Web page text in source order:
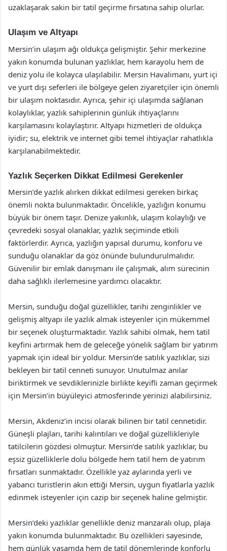
uzaklaşarak sakin bir tatil geçirme fırsatına sahip olurlar.
Ulaşım ve Altyapı
Mersin’in ulaşım ağı oldukça gelişmiştir. Şehir merkezine
yakın konumda bulunan yazlıklar, hem karayolu hem de
deniz yolu ile kolayca ulaşılabilir. Mersin Havalimanı, yurt içi
ve yurt dışı seferleri ile bölgeye gelen ziyaretçiler için önemli
bir ulaşım noktasıdır. Ayrıca, şehir içi ulaşımda sağlanan
kolaylıklar, yazlık sahiplerinin günlük ihtiyaçlarını
karşılamasını kolaylaştırır. Altyapı hizmetleri de oldukça
iyidir; su, elektrik ve internet gibi temel ihtiyaçlar rahatlıkla
karşılanabilmektedir.
Yazlık Seçerken Dikkat Edilmesi Gerekenler
Mersin’de yazlık alırken dikkat edilmesi gereken birkaç
önemli nokta bulunmaktadır. Öncelikle, yazlığın konumu
büyük bir önem taşır. Denize yakınlık, ulaşım kolaylığı ve
çevredeki sosyal olanaklar, yazlık seçiminde etkili
faktörlerdir. Ayrıca, yazlığın yapısal durumu, konforu ve
sunduğu olanaklar da göz önünde bulundurulmalıdır.
Güvenilir bir emlak danışmanı ile çalışmak, alım sürecinin
daha sağlıklı ilerlemesine yardımcı olacaktır.
Mersin, sunduğu doğal güzellikler, tarihi zenginlikler ve
gelişmiş altyapı ile yazlık almak isteyenler için mükemmel
bir seçenek oluşturmaktadır. Yazlık sahibi olmak, hem tatil
keyfini artırmak hem de geleceğe yönelik sağlam bir yatırım
yapmak için ideal bir yoldur. Mersin’de satılık yazlıklar, sizi
bekleyen bir tatil cenneti sunuyor. Unutulmaz anılar
biriktirmek ve sevdiklerinizle birlikte keyifli zaman geçirmek
için Mersin’in büyüleyici atmosferinde yerinizi alabilirsiniz.
Mersin, Akdeniz’in incisi olarak bilinen bir tatil cennetidir.
Güneşli plajları, tarihi kalıntıları ve doğal güzellikleriyle
tatilcilerin gözdesi olmuştur. Mersin’de satılık yazlıklar, bu
eşsiz güzelliklerle dolu bölgede hem tatil hem de yatırım
fırsatları sunmaktadır. Özellikle yaz aylarında yerli ve
yabancı turistlerin akın ettiği Mersin, uygun fiyatlarla yazlık
edinmek isteyenler için cazip bir seçenek haline gelmiştir.
Mersin’deki yazlıklar genellikle deniz manzaralı olup, plaja
yakın konumda bulunmaktadır. Bu özellikleri sayesinde,
hem günlük yaşamda hem de tatil dönemlerinde konforlu